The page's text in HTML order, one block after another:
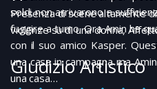
soldi non arrivarono a
fuggire a turno. Ora Amin ha
con il suo amico Kasper.
una casa in campagna ma
una casa…
Presenza di scene altamente
violenze su di una donna,
Giudizio Artistico